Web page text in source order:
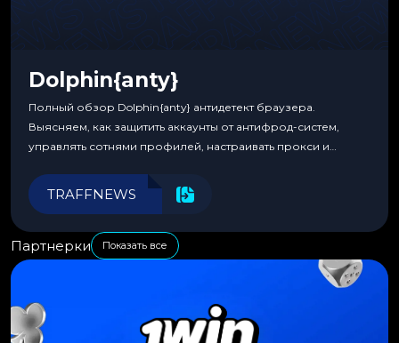
Dolphin{anty}
Полный обзор Dolphin{anty} антидетект браузера.
Выясняем, как защитить аккаунты от антифрод-систем,
управлять сотнями профилей, настраивать прокси и
эффективности.
TRAFFNEWS
Партнерки Показать все